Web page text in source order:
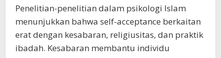
Penelitian-penelitian dalam psikologi Islam
menunjukkan bahwa self-acceptance berkaitan
erat dengan kesabaran, religiusitas, dan praktik
ibadah. Kesabaran membantu individu